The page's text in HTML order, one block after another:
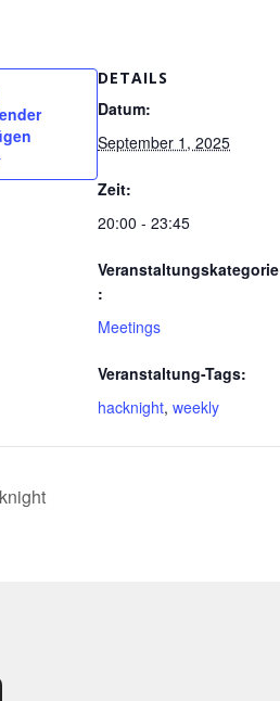
DETAILS
Datum:
September 1, 2025
Zeit:
20:00 - 23:45
Veranstaltungskategorie
:
Meetings
Veranstaltung-Tags:
hacknight, weekly